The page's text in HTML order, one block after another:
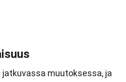
jatkuvassa muutoksessa, ja